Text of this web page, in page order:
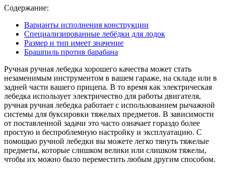
Содержание:
Варианты исполнения конструкции
Специализированные лебёдки для лодок
Размер и тип имеет значение
Брашпиль против барабана
Ручная ручная лебедка хорошего качества может стать
незаменимым инструментом в вашем гараже, на складе или в
задней части вашего прицепа. В то время как электрическая
лебедка использует электричество для работы двигателя,
ручная ручная лебедка работает с использованием рычажной
системы для буксировки тяжелых предметов. В зависимости
от поставленной задачи это часто означает гораздо более
простую и беспроблемную настройку и эксплуатацию. С
помощью ручной лебедки вы можете легко тянуть тяжелые
предметы, которые слишком велики или слишком тяжелы,
чтобы их можно было переместить любым другим способом.